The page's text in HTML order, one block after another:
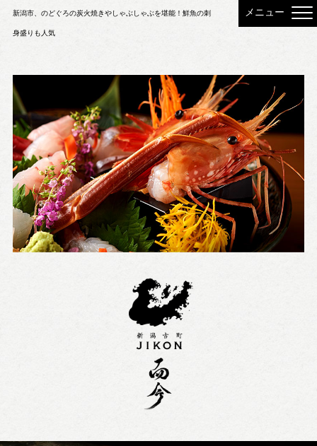
新潟市、のどぐろの炭火焼きやしゃぶしゃぶを堪能！鮮魚の刺
身盛りも人気